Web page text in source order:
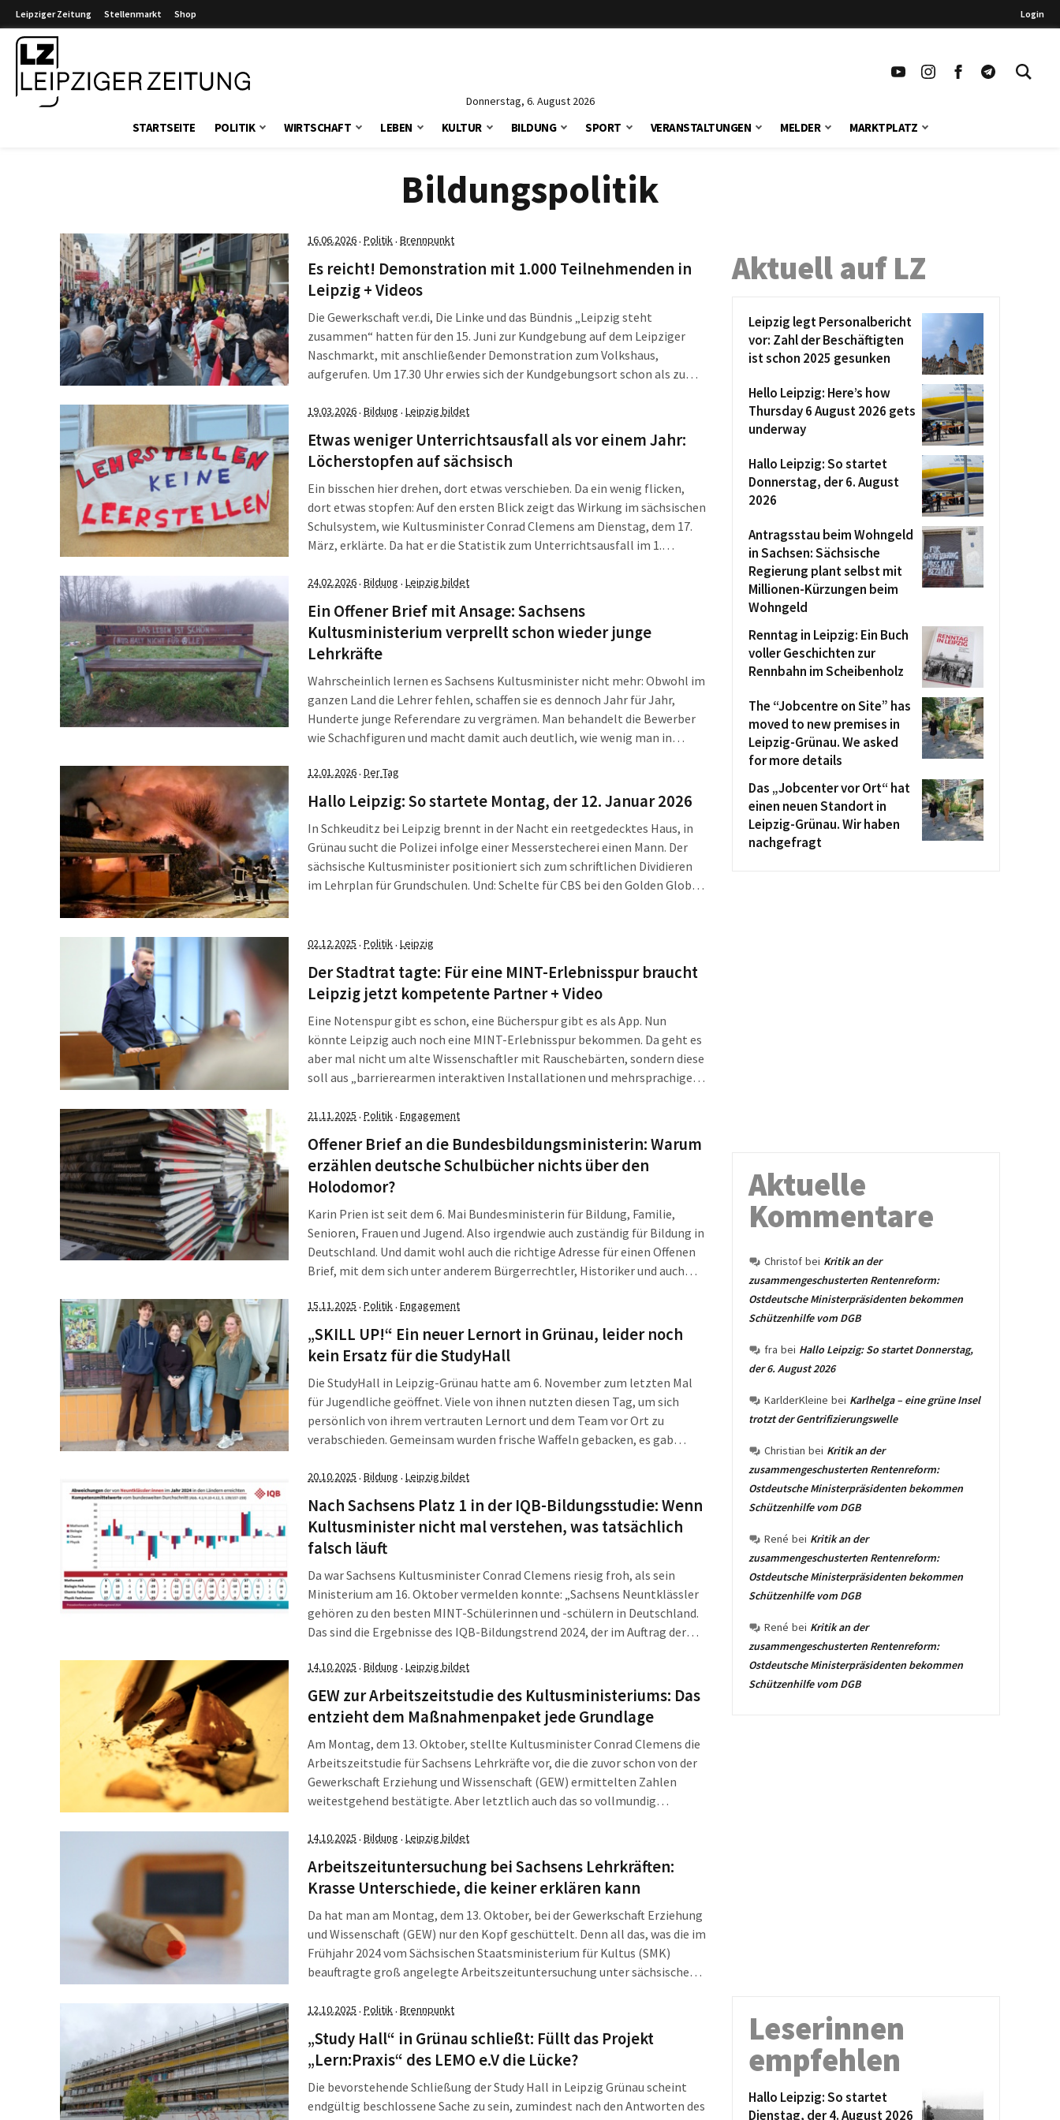
Leipziger Zeitung Stellenmarkt Shop Login
Donnerstag, 6. August 2026
STARTSEITE POLITIK WIRTSCHAFT LEBEN KULTUR BILDUNG SPORT VERANSTALTUNGEN MELDER MARKTPLATZ
Bildungspolitik
16.06.2026· Politik· Brennpunkt
Es reicht! Demonstration mit 1.000 Teilnehmenden in
Leipzig + Videos
Die Gewerkschaft ver.di, Die Linke und das Bündnis „Leipzig steht
zusammen“ hatten für den 15. Juni zur Kundgebung auf dem Leipziger
Naschmarkt, mit anschließender Demonstration zum Volkshaus,
aufgerufen. Um 17.30 Uhr erwies sich der Kundgebungsort schon als zu
keinen Abbruch tat. Diese konnte man […]
19.03.2026· Bildung · Leipzig bildet
Etwas weniger Unterrichtsausfall als vor einem Jahr:
Löcherstopfen auf sächsisch
Ein bisschen hier drehen, dort etwas verschieben. Da ein wenig flicken,
dort etwas stopfen: Auf den ersten Blick zeigt das Wirkung im sächsischen
Schulsystem, wie Kultusminister Conrad Clemens am Dienstag, dem 17.
März, erklärte. Da hat er die Statistik zum Unterrichtsausfall im 1.
Sachsens Schulen planmäßig 3,3 […]
24.02.2026· Bildung · Leipzig bildet
Ein Offener Brief mit Ansage: Sachsens
Kultusministerium verprellt schon wieder junge
Lehrkräfte
Wahrscheinlich lernen es Sachsens Kultusminister nicht mehr: Obwohl im
ganzen Land die Lehrer fehlen, schaffen sie es dennoch Jahr für Jahr,
Hunderte junge Referendare zu vergrämen. Man behandelt die Bewerber
wie Schachfiguren und macht damit auch deutlich, wie wenig man in
Sachsen kritisiert nun scharf den Umgang […]
12.01.2026· Der Tag
Hallo Leipzig: So startete Montag, der 12. Januar 2026
In Schkeuditz bei Leipzig brennt in der Nacht ein reetgedecktes Haus, in
Grünau sucht die Polizei infolge einer Messerstecherei einen Mann. Der
sächsische Kultusminister positioniert sich zum schriftlichen Dividieren
im Lehrplan für Grundschulen. Und: Schelte für CBS bei den Golden Globes
02.12.2025 · Politik· Leipzig
Der Stadtrat tagte: Für eine MINT-Erlebnisspur braucht
Leipzig jetzt kompetente Partner + Video
Eine Notenspur gibt es schon, eine Bücherspur gibt es als App. Nun
könnte Leipzig auch noch eine MINT-Erlebnisspur bekommen. Da geht es
aber mal nicht um alte Wissenschaftler mit Rauschebärten, sondern diese
soll aus „barrierearmen interaktiven Installationen und mehrsprachigen
naturwissenschaftliche, technische und mathematische Phänomene
näherbringen.“ Also so […]
21.11.2025 · Politik· Engagement
Offener Brief an die Bundesbildungsministerin: Warum
erzählen deutsche Schulbücher nichts über den
Holodomor?
Karin Prien ist seit dem 6. Mai Bundesministerin für Bildung, Familie,
Senioren, Frauen und Jugend. Also irgendwie auch zuständig für Bildung in
Deutschland. Und damit wohl auch die richtige Adresse für einen Offenen
Brief, mit dem sich unter anderem Bürgerrechtler, Historiker und auch
Holodomor, mit dem Stalin […]
15.11.2025 · Politik· Engagement
„SKILL UP!“ Ein neuer Lernort in Grünau, leider noch
kein Ersatz für die StudyHall
Die StudyHall in Leipzig-Grünau hatte am 6. November zum letzten Mal
für Jugendliche geöffnet. Viele von ihnen nutzten diesen Tag, um sich
persönlich von ihrem vertrauten Lernort und dem Team vor Ort zu
verabschieden. Gemeinsam wurden frische Waffeln gebacken, es gab
zahlreiche Jugendliche in der […]
20.10.2025 · Bildung · Leipzig bildet
Nach Sachsens Platz 1 in der IQB-Bildungsstudie: Wenn
Kultusminister nicht mal verstehen, was tatsächlich
falsch läuft
Da war Sachsens Kultusminister Conrad Clemens riesig froh, als sein
Ministerium am 16. Oktober vermelden konnte: „Sachsens Neuntklässler
gehören zu den besten MINT-Schülerinnen und -schülern in Deutschland.
Das sind die Ergebnisse des IQB-Bildungstrend 2024, der im Auftrag der
Bildungswesen (IQB) erstellt und heute in Berlin vorgestellt wird.“ Und
überall […]
14.10.2025 · Bildung · Leipzig bildet
GEW zur Arbeitszeitstudie des Kultusministeriums: Das
entzieht dem Maßnahmenpaket jede Grundlage
Am Montag, dem 13. Oktober, stellte Kultusminister Conrad Clemens die
Arbeitszeitstudie für Sachsens Lehrkräfte vor, die die zuvor schon von der
Gewerkschaft Erziehung und Wissenschaft (GEW) ermittelten Zahlen
weitestgehend bestätigte. Aber letztlich auch das so vollmundig
Mittel erscheinen lässt, die Probleme von Überlastung und
Unterrichtsausfall in Sachsens Schulen zu […]
14.10.2025 · Bildung · Leipzig bildet
Arbeitszeituntersuchung bei Sachsens Lehrkräften:
Krasse Unterschiede, die keiner erklären kann
Da hat man am Montag, dem 13. Oktober, bei der Gewerkschaft Erziehung
und Wissenschaft (GEW) nur den Kopf geschüttelt. Denn all das, was die im
Frühjahr 2024 vom Sächsischen Staatsministerium für Kultus (SMK)
beauftragte groß angelegte Arbeitszeituntersuchung unter sächsischen
schon ergeben. Am Montag hat das […]
12.10.2025 · Politik· Brennpunkt
„Study Hall“ in Grünau schließt: Füllt das Projekt
„Lern:Praxis“ des LEMO e.V die Lücke?
Die bevorstehende Schließung der Study Hall in Leipzig Grünau scheint
endgültig beschlossene Sache zu sein, zumindest nach den Antworten des
Aktuell auf LZ
Leipzig legt Personalbericht
vor: Zahl der Beschäftigten
ist schon 2025 gesunken
Hello Leipzig: Here’s how
Thursday 6 August 2026 gets
underway
Hallo Leipzig: So startet
Donnerstag, der 6. August
2026
Antragsstau beim Wohngeld
in Sachsen: Sächsische
Regierung plant selbst mit
Millionen-Kürzungen beim
Wohngeld
Renntag in Leipzig: Ein Buch
voller Geschichten zur
Rennbahn im Scheibenholz
The “Jobcentre on Site” has
moved to new premises in
Leipzig-Grünau. We asked
for more details
Das „Jobcenter vor Ort“ hat
einen neuen Standort in
Leipzig-Grünau. Wir haben
nachgefragt
Aktuelle
Kommentare
Christof bei Kritik an der
zusammengeschusterten Rentenreform:
Ostdeutsche Ministerpräsidenten bekommen
Schützenhilfe vom DGB
fra bei Hallo Leipzig: So startet Donnerstag,
der 6. August 2026
KarlderKleine bei Karlhelga – eine grüne Insel
trotzt der Gentrifizierungswelle
Christian bei Kritik an der
zusammengeschusterten Rentenreform:
Ostdeutsche Ministerpräsidenten bekommen
Schützenhilfe vom DGB
René bei Kritik an der
zusammengeschusterten Rentenreform:
Ostdeutsche Ministerpräsidenten bekommen
Schützenhilfe vom DGB
René bei Kritik an der
zusammengeschusterten Rentenreform:
Ostdeutsche Ministerpräsidenten bekommen
Schützenhilfe vom DGB
Leserinnen
empfehlen
Hallo Leipzig: So startet
Dienstag, der 4. August 2026